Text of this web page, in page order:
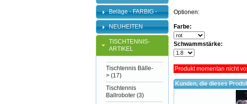
Optionen:
Farbe:
Schwammstärke:
Produkt momentan nicht
Kunden, die dieses
Beläge - FARBIG -
NEUHEITEN
TISCHTENNIS-
ARTIKEL
Tischtennis Bälle-
> (17)
Tischtennis
Ballroboter (3)